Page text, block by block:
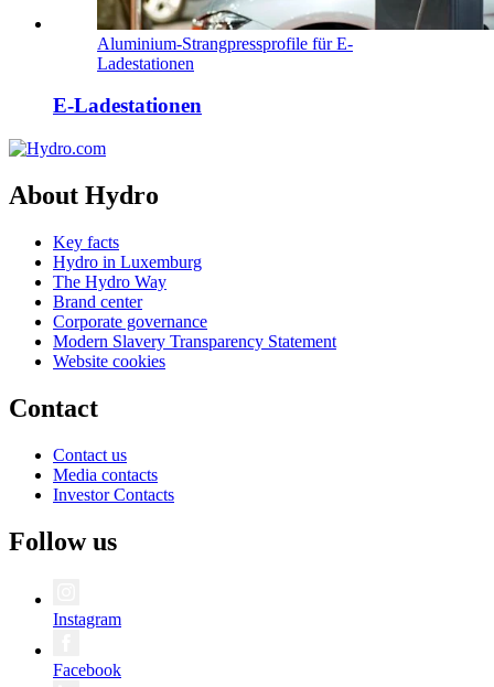
Aluminium-Strangpressprofile für E-
Ladestationen
E-Ladestationen
About Hydro
Key facts
Hydro in Luxemburg
The Hydro Way
Brand center
Corporate governance
Modern Slavery Transparency Statement
Website cookies
Contact
Contact us
Media contacts
Investor Contacts
Follow us
Instagram
Facebook